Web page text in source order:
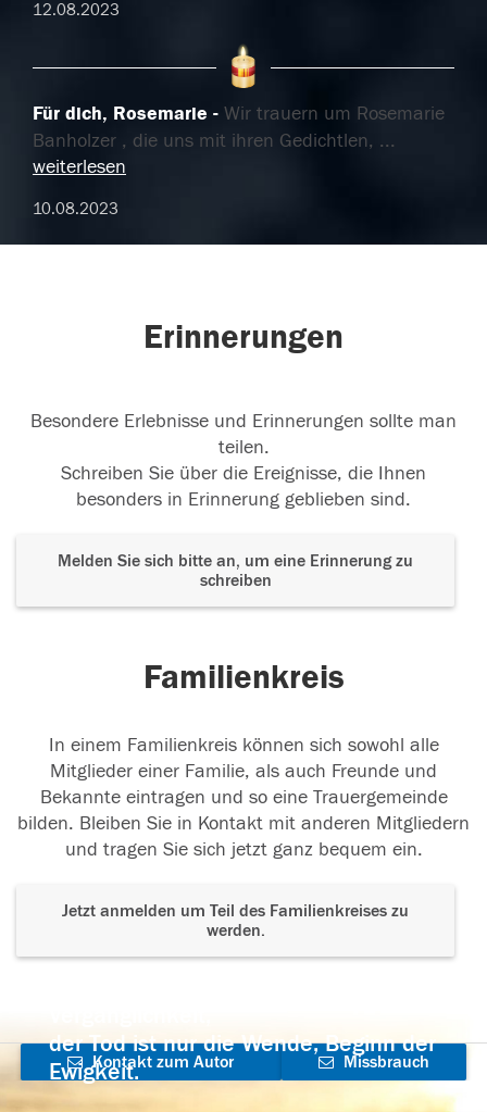
12.08.2023
Für dich, Rosemarie
Wir trauern um Rosemarie
Banholzer , die uns mit ihren Gedichtlen, ...
weiterlesen
10.08.2023
Erinnerungen
Besondere Erlebnisse und Erinnerungen sollte man
teilen.
Schreiben Sie über die Ereignisse, die Ihnen
besonders in Erinnerung geblieben sind.
Melden Sie sich bitte an, um eine Erinnerung zu
schreiben
Familienkreis
In einem Familienkreis können sich sowohl alle
Mitglieder einer Familie, als auch Freunde und
Bekannte eintragen und so eine Trauergemeinde
bilden. Bleiben Sie in Kontakt mit anderen Mitgliedern
und tragen Sie sich jetzt ganz bequem ein.
Jetzt anmelden um Teil des Familienkreises zu
werden.
der Tod ist nur die Wende, Beginn der
Ewigkeit.
Kontakt zum Autor
aufnehmen
Missbrauch